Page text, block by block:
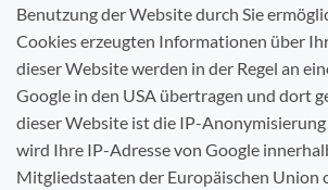
Benutzung der Website durch Sie
Cookies erzeugten Informationen über
dieser Website werden in der Regel an
Google in den USA übertragen und dort
dieser Website ist die IP-
wird Ihre IP-Adresse von Google
Mitgliedstaaten der Europäischen Union